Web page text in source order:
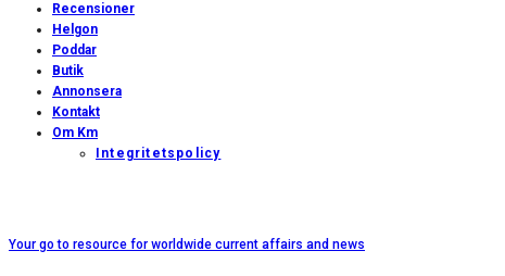
Recensioner
Helgon
Poddar
Butik
Annonsera
Kontakt
Om Km
Integritetspolicy
Your go to resource for worldwide current affairs and news